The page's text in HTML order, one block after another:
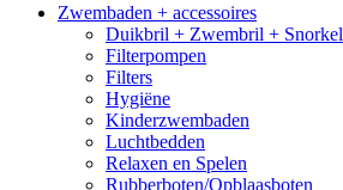
Zwembaden + accessoires
Duikbril + Zwembril + Snorkel
Filterpompen
Filters
Hygiëne
Kinderzwembaden
Luchtbedden
Relaxen en Spelen
Rubberboten/Opblaasboten